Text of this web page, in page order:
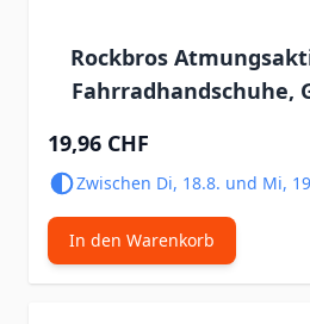
Rockbros
Fahrradhandschuhe,
19,96 CHF
Zwischen Di, 18.8. und Mi,
In den Warenkorb